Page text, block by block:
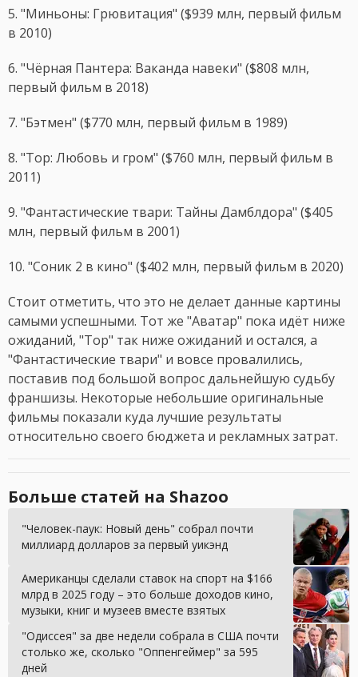
5. "Миньоны: Грювитация" ($939 млн, первый фильм
в 2010)
6. "Чёрная Пантера: Ваканда навеки" ($808 млн,
первый фильм в 2018)
7. "Бэтмен" ($770 млн, первый фильм в 1989)
8. "Тор: Любовь и гром" ($760 млн, первый фильм в
2011)
9. "Фантастические твари: Тайны Дамблдора" ($405
млн, первый фильм в 2001)
10. "Соник 2 в кино" ($402 млн, первый фильм в 2020)
Стоит отметить, что это не делает данные картины
самыми успешными. Тот же "Аватар" пока идёт ниже
ожиданий, "Тор" так ниже ожиданий и остался, а
"Фантастические твари" и вовсе провалились,
поставив под большой вопрос дальнейшую судьбу
франшизы. Некоторые небольшие оригинальные
фильмы показали куда лучшие результаты
относительно своего бюджета и рекламных затрат.
Больше статей на Shazoo
"Человек-паук: Новый день" собрал почти
миллиард долларов за первый уикэнд
Американцы сделали ставок на спорт на $166
млрд в 2025 году – это больше доходов кино,
музыки, книг и музеев вместе взятых
"Одиссея" за две недели собрала в США почти
столько же, сколько "Оппенгеймер" за 595
дней